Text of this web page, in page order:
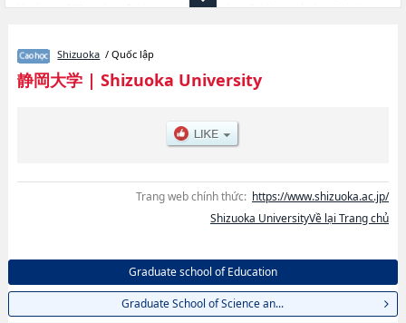
khoảng 1.300 trường đại học, cao học, trường đại học ngắn hạn, trường
cần thiết dành cho du học sinh, như là về các Graduate school of
EducationhoặcGraduate School of Science and Technology, Educational
DivisionhoặcGraduate School of Humanities and Social
TechnologyhoặcGraduate School of Integrated Science and Technology ,
Department of InformaticshoặcGraduate School of Integrated Science
Science and TechnologyhoặcMedical Photonics, thông tin về từng khoa
nghiên cứu, thông tin liên quan đến thi tuyển như số lượng tuyển sinh, số
lượng trúng tuyển, cở sở trang thiết bị, hướng dẫn địa điểm v.v...
Shizuoka / Quốc lập
静岡大学| Shizuoka University
Trang web chính thức: https://www.shizuoka.ac.jp/
Shizuoka UniversityVề lại Trang chủ
Graduate school of Education
Graduate School of Science an...